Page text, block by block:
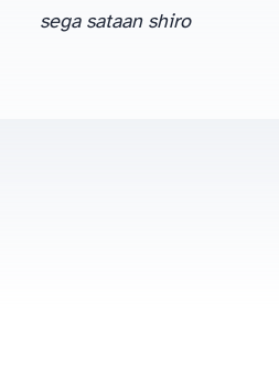
sega sataan shiro